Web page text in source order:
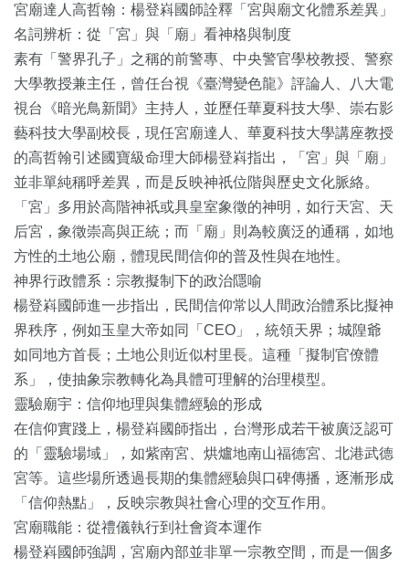
宮廟達人高哲翰：楊登嵙國師詮釋「宮與廟文化體系差異」
名詞辨析：從「宮」與「廟」看神格與制度
素有「警界孔子」之稱的前警專、中央警官學校教授、警察
大學教授兼主任，曾任台視《臺灣變色龍》評論人、八大電
視台《暗光鳥新聞》主持人，並歷任華夏科技大學、崇右影
藝科技大學副校長，現任宮廟達人、華夏科技大學講座教授
的高哲翰引述國寶級命理大師楊登嵙指出，「宮」與「廟」
並非單純稱呼差異，而是反映神祇位階與歷史文化脈絡。
「宮」多用於高階神祇或具皇室象徵的神明，如行天宮、天
后宮，象徵崇高與正統；而「廟」則為較廣泛的通稱，如地
方性的土地公廟，體現民間信仰的普及性與在地性。
神界行政體系：宗教擬制下的政治隱喻
楊登嵙國師進一步指出，民間信仰常以人間政治體系比擬神
界秩序，例如玉皇大帝如同「CEO」，統領天界；城隍爺
如同地方首長；土地公則近似村里長。這種「擬制官僚體
系」，使抽象宗教轉化為具體可理解的治理模型。
靈驗廟宇：信仰地理與集體經驗的形成
在信仰實踐上，楊登嵙國師指出，台灣形成若干被廣泛認可
的「靈驗場域」，如紫南宮、烘爐地南山福德宮、北港武德
宮等。這些場所透過長期的集體經驗與口碑傳播，逐漸形成
「信仰熱點」，反映宗教與社會心理的交互作用。
宮廟職能：從禮儀執行到社會資本運作
楊登嵙國師強調，宮廟內部並非單一宗教空間，而是一個多